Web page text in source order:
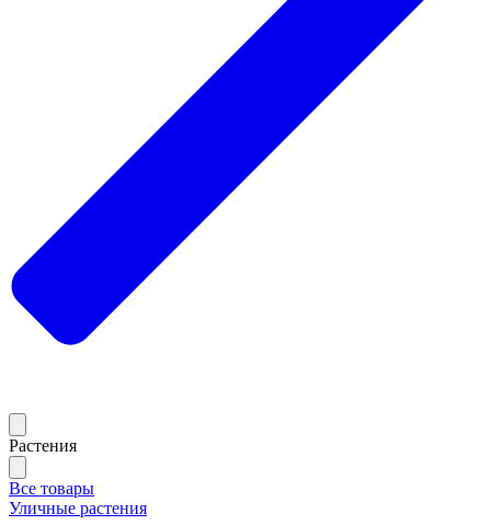
Растения
Все товары
Уличные растения